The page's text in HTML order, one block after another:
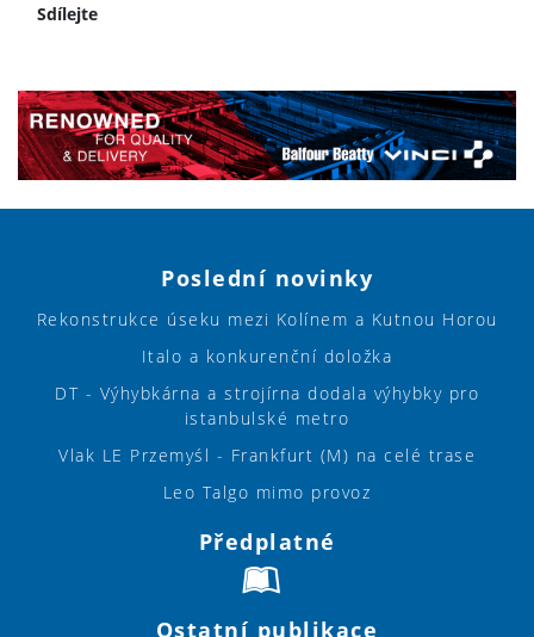
Sdílejte
Poslední novinky
Rekonstrukce úseku mezi Kolínem a Kutnou Horou
Italo a konkurenční doložka
DT - Výhybkárna a strojírna dodala výhybky pro
istanbulské metro
Vlak LE Przemyśl - Frankfurt (M) na celé trase
Leo Talgo mimo provoz
Předplatné
Ostatní publikace